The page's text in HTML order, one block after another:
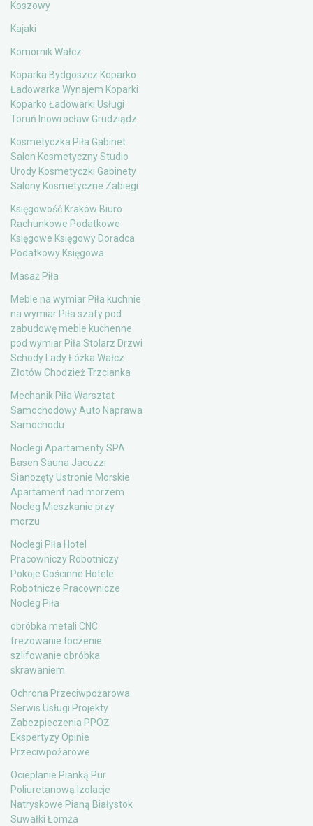
Koszowy
Kajaki
Komornik Wałcz
Koparka Bydgoszcz Koparko
Ładowarka Wynajem Koparki
Koparko Ładowarki Usługi
Toruń Inowrocław Grudziądz
Kosmetyczka Piła Gabinet
Salon Kosmetyczny Studio
Urody Kosmetyczki Gabinety
Salony Kosmetyczne Zabiegi
Księgowość Kraków Biuro
Rachunkowe Podatkowe
Księgowe Księgowy Doradca
Podatkowy Księgowa
Masaż Piła
Meble na wymiar Piła kuchnie
na wymiar Piła szafy pod
zabudowę meble kuchenne
pod wymiar Piła Stolarz Drzwi
Schody Lady Łóżka Wałcz
Złotów Chodzież Trzcianka
Mechanik Piła Warsztat
Samochodowy Auto Naprawa
Samochodu
Noclegi Apartamenty SPA
Basen Sauna Jacuzzi
Sianożęty Ustronie Morskie
Apartament nad morzem
Nocleg Mieszkanie przy
morzu
Noclegi Piła Hotel
Pracowniczy Robotniczy
Pokoje Gościnne Hotele
Robotnicze Pracownicze
Nocleg Piła
obróbka metali CNC
frezowanie toczenie
szlifowanie obróbka
skrawaniem
Ochrona Przeciwpożarowa
Serwis Usługi Projekty
Zabezpieczenia PPOŻ
Ekspertyzy Opinie
Przeciwpożarowe
Ocieplanie Pianką Pur
Poliuretanową Izolacje
Natryskowe Pianą Białystok
Suwałki Łomża